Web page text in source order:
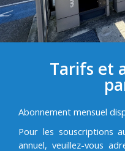
Tarifs et
Abonnement mensuel
Pour les souscriptions
annuel, veuillez-vous